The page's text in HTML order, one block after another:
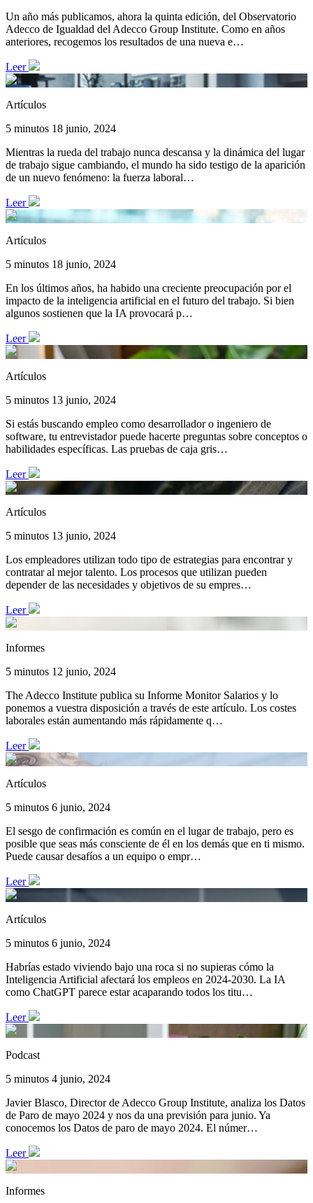
Un año más publicamos, ahora la quinta edición, del Observatorio
Adecco de Igualdad del Adecco Group Institute. Como en años
anteriores, recogemos los resultados de una nueva e…
Leer
Artículos
5 minutos 18 junio, 2024
Mientras la rueda del trabajo nunca descansa y la dinámica del lugar
de trabajo sigue cambiando, el mundo ha sido testigo de la aparición
de un nuevo fenómeno: la fuerza laboral…
Leer
Artículos
5 minutos 18 junio, 2024
En los últimos años, ha habido una creciente preocupación por el
impacto de la inteligencia artificial en el futuro del trabajo. Si bien
algunos sostienen que la IA provocará p…
Leer
Artículos
5 minutos 13 junio, 2024
Si estás buscando empleo como desarrollador o ingeniero de
software, tu entrevistador puede hacerte preguntas sobre conceptos o
habilidades específicas. Las pruebas de caja gris…
Leer
Artículos
5 minutos 13 junio, 2024
Los empleadores utilizan todo tipo de estrategias para encontrar y
contratar al mejor talento. Los procesos que utilizan pueden
depender de las necesidades y objetivos de su empres…
Leer
Informes
5 minutos 12 junio, 2024
The Adecco Institute publica su Informe Monitor Salarios y lo
ponemos a vuestra disposición a través de este artículo. Los costes
laborales están aumentando más rápidamente q…
Leer
Artículos
5 minutos 6 junio, 2024
El sesgo de confirmación es común en el lugar de trabajo, pero es
posible que seas más consciente de él en los demás que en ti mismo.
Puede causar desafíos a un equipo o empr…
Leer
Artículos
5 minutos 6 junio, 2024
Habrías estado viviendo bajo una roca si no supieras cómo la
Inteligencia Artificial afectará los empleos en 2024-2030. La IA
como ChatGPT parece estar acaparando todos los titu…
Leer
Podcast
5 minutos 4 junio, 2024
Javier Blasco, Director de Adecco Group Institute, analiza los Datos
de Paro de mayo 2024 y nos da una previsión para junio. Ya
conocemos los Datos de paro de mayo 2024. El númer…
Leer
Informes